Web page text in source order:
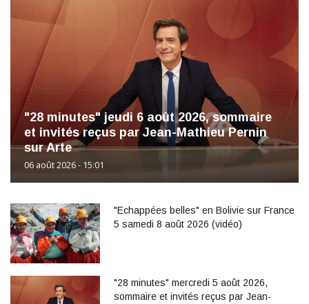
"28 minutes" jeudi 6 août 2026, sommaire
et invités reçus par Jean-Mathieu Pernin
sur Arte
06 août 2026 - 15:01
"Echappées belles" en Bolivie sur France
5 samedi 8 août 2026 (vidéo)
"28 minutes" mercredi 5 août 2026,
sommaire et invités reçus par Jean-